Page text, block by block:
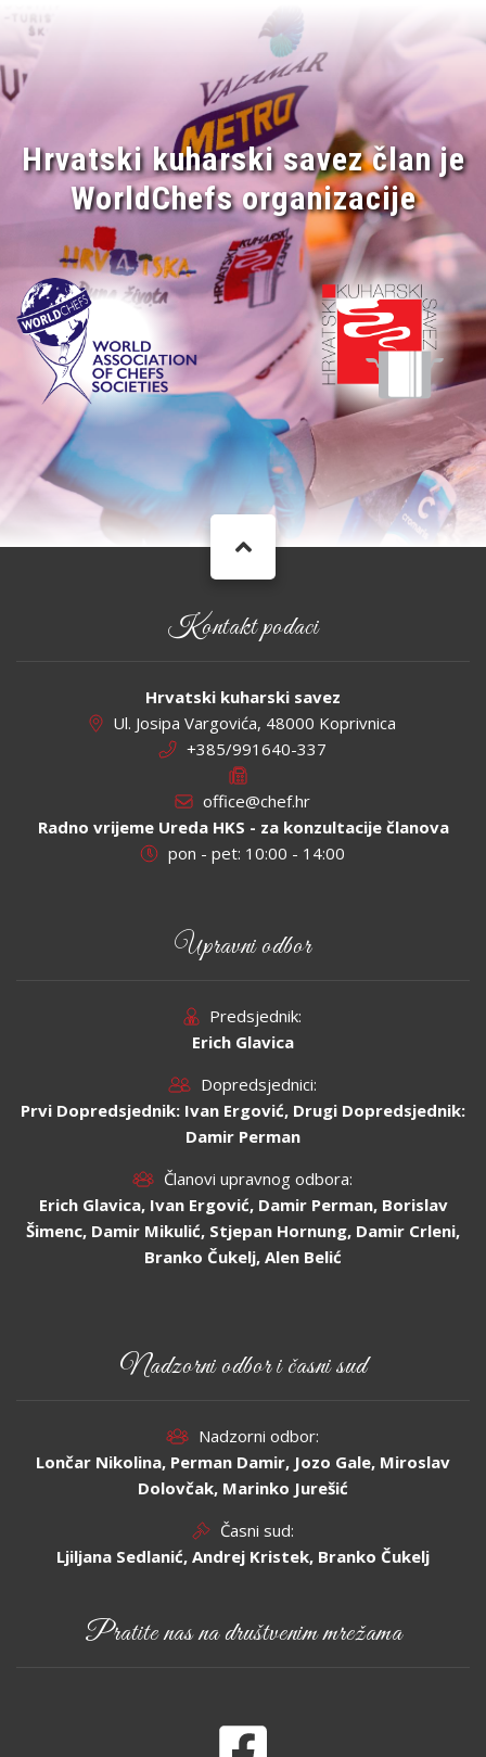
Hrvatski kuharski savez član je
WorldChefs organizacije
Kontakt podaci
Hrvatski kuharski savez
Ul. Josipa Vargovića, 48000 Koprivnica
+385/991640-337
office@chef.hr
Radno vrijeme Ureda HKS - za konzultacije članova
pon - pet: 10:00 - 14:00
Upravni odbor
Predsjednik:
Erich Glavica
Dopredsjednici:
Prvi Dopredsjednik: Ivan Ergović, Drugi Dopredsjednik:
Damir Perman
Članovi upravnog odbora:
Erich Glavica, Ivan Ergović, Damir Perman, Borislav
Šimenc, Damir Mikulić, Stjepan Hornung, Damir Crleni,
Branko Čukelj, Alen Belić
Nadzorni odbor i časni sud
Nadzorni odbor:
Lončar Nikolina, Perman Damir, Jozo Gale, Miroslav
Dolovčak, Marinko Jurešić
Časni sud:
Ljiljana Sedlanić, Andrej Kristek, Branko Čukelj
Pratite nas na društvenim mrežama